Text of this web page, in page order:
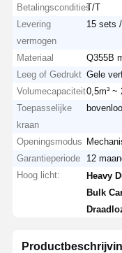
BetalingsconditiesT/T
Levering
vermogen
15 sets
Materiaal
Q355B
Leeg of Gedrukt Gele
Volumecapaciteit0,5m³ ~
Toepasselijke
kraan
Openingsmodus
Garantieperiode
12
Hoog licht:
Heavy
Bulk